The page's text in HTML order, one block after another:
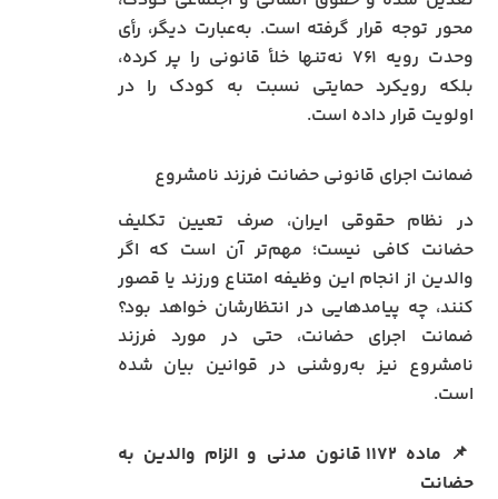
محور توجه قرار گرفته است. به‌عبارت دیگر، رأی
وحدت رویه ۷۶۱ نه‌تنها خلأ قانونی را پر کرده،
بلکه رویکرد حمایتی نسبت به کودک را در
اولویت قرار داده است.
ضمانت اجرای قانونی حضانت فرزند نامشروع
در نظام حقوقی ایران، صرف تعیین تکلیف
حضانت کافی نیست؛ مهم‌تر آن است که اگر
والدین از انجام این وظیفه امتناع ورزند یا قصور
کنند، چه پیامدهایی در انتظارشان خواهد بود؟
ضمانت اجرای حضانت، حتی در مورد فرزند
نامشروع نیز به‌روشنی در قوانین بیان شده
است.
📌
ماده ۱۱۷۲ قانون مدنی و الزام والدین به
حضانت